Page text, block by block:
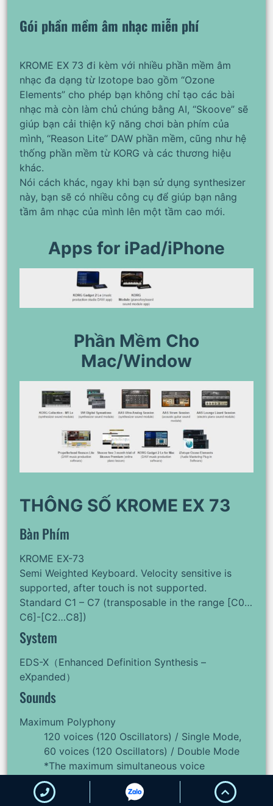
Gói phần mềm âm nhạc miễn phí
KROME EX 73 đi kèm với nhiều phần mềm âm
nhạc đa dạng từ Izotope bao gồm “Ozone
Elements” cho phép bạn không chỉ tạo các bài
nhạc mà còn làm chủ chúng bằng AI, “Skoove” sẽ
giúp bạn cải thiện kỹ năng chơi bàn phím của
mình, “Reason Lite” DAW phần mềm, cũng như hệ
thống phần mềm từ KORG và các thương hiệu
khác.
Nói cách khác, ngay khi bạn sử dụng synthesizer
này, bạn sẽ có nhiều công cụ để giúp bạn nâng
tầm âm nhạc của mình lên một tầm cao mới.
Apps for iPad/iPhone
Phần Mềm Cho
Mac/Window
THÔNG SỐ KROME EX 73
Bàn Phím
KROME EX-73
Semi Weighted Keyboard. Velocity sensitive is
supported, after touch is not supported.
Standard C1 – C7 (transposable in the range [C0…
C6]-[C2…C8])
System
EDS-X（Enhanced Definition Synthesis –
eXpanded）
Sounds
Maximum Polyphony
120 voices (120 Oscillators) / Single Mode,
60 voices (120 Oscillators) / Double Mode
*The maximum simultaneous voice
polyphony will vary depending on oscillator
settings, velocity crossfading and whether